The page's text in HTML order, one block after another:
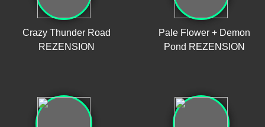
Crazy Thunder Road
REZENSION
Pale Flower + Demon
Pond REZENSION